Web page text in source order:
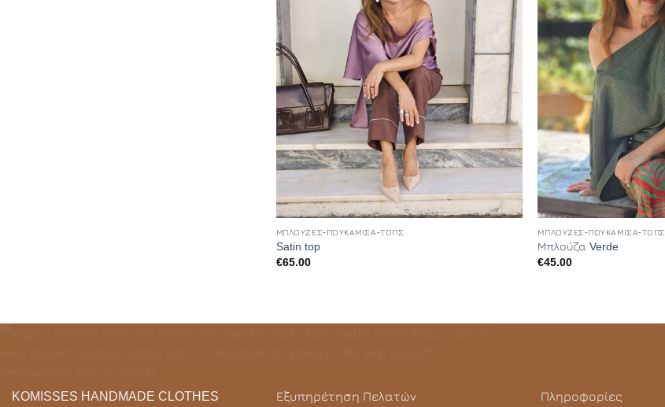
+
ΜΠΛΟΎΖΕΣ-ΠΟΥΚΆΜΙΣΑ-ΤΟΠΣ
Satin top
€65.00
+
ΜΠΛΟΎΖΕΣ-ΠΟΥΚΆΜΙΣΑ-ΤΟΠΣ
Μπλούζα Verde
€45.00
KOMISSES HANDMADE CLOTHES Εξυπηρέτηση Πελατών Πληροφορίες